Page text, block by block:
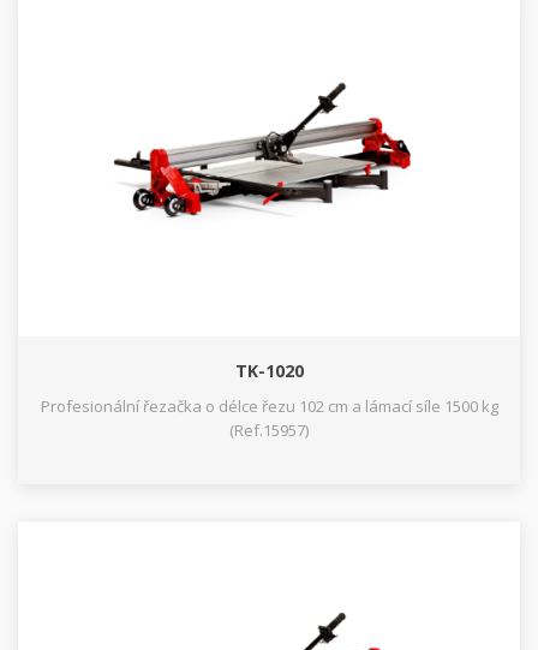
TK-1020
Profesionální řezačka o délce řezu 102 cm a lámací síle 1500 kg
(Ref.15957)